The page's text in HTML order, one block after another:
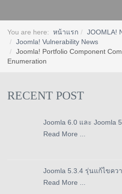
You are here: หน้าแรก
JOOMLA!
Joomla! Vulnerability News
Joomla! Portfolio Component
Enumeration
RECENT POST
Joomla 6.0 และ Joomla
Read More ...
Joomla 5.3.4 รุ่นแก้ไขค
Read More ...